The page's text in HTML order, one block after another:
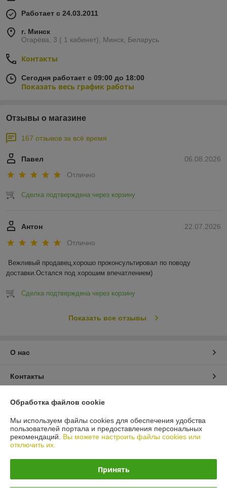
Работает с 24.03.2011
г. Минск
Огарёва, 3 ( 1 кабинет), Минск, Беларусь
Контакты
Сегодня работает с 09:00 до 18:00
Показать весь график работы
Отзывы о магазине
167 отзывов за всё время
06.08.2026
Павел
Отлично
Сделка подтверждена через корзину
22.07.2026
Антон
Отлично
Вежливый продавец,хорошо проконсультировал по поводу
доставки.Остался под хорошим впечатлением)
Сделка подтверждена через корзину
Показать все отзывы
О нас
Контакты
Доставка и оплата
График работы
Полная версия сайта
Политика обработки cookies
Обработка файлов cookie
Мы используем файлы cookies для обеспечения удобства
пользователей портала и предоставления персональных
рекомендаций. Вы можете настроить файлы cookies или
отключить их.
Принять